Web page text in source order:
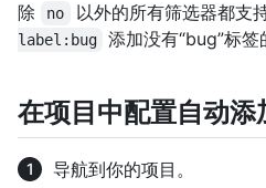
除 no 以外的所有筛选器都支
label:bug
添加没有“bug”标签
在项目中配置自动添
导航到你的项目。